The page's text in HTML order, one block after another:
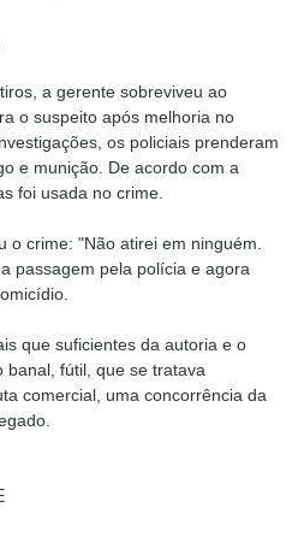
a gerente sobreviveu ao
o suspeito após melhoria no
os policiais prenderam
e munição. De acordo com a
foi usada no crime.
o crime: "Não atirei em ninguém.
passagem pela polícia e agora
que suficientes da autoria e o
banal, fútil, que se tratava
comercial, uma concorrência da